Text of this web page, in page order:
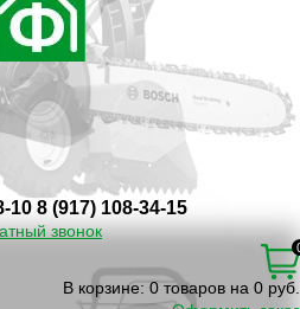
10 8 (917) 108-34-15
звонок
В корзине: 0 товаров на 0 руб.